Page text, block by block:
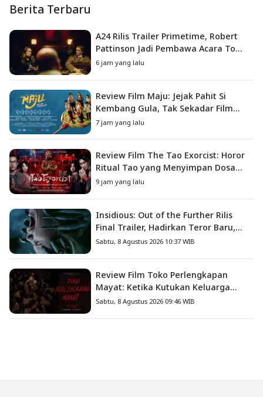
Berita Terbaru
A24 Rilis Trailer Primetime, Robert
Pattinson Jadi Pembawa Acara To
Catch a Predator
6 jam yang lalu
Review Film Maju: Jejak Pahit Si
Kembang Gula, Tak Sekadar Film
Petualangan Anak
7 jam yang lalu
Review Film The Tao Exorcist: Horor
Ritual Tao yang Menyimpan Dosa
Masa Lalu
9 jam yang lalu
Insidious: Out of the Further Rilis
Final Trailer, Hadirkan Teror Baru,
Iblis Kini Masuk ke Dunia Manusia
Sabtu, 8 Agustus 2026 10:37 WIB
Review Film Toko Perlengkapan
Mayat: Ketika Kutukan Keluarga
Menjadi Sumber Teror yang
Sabtu, 8 Agustus 2026 09:46 WIB